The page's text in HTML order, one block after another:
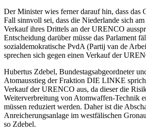
Der Minister wies ferner darauf hin, dass das
Fall sinnvoll sei, dass die Niederlande sich
Verkauf ihres Drittels an der URENCO
Entscheidung darüber müsse das Parlament
sozialdemokratische PvdA (Partij van de
sprechen sich gegen einen Verkauf der
Hubertus Zdebel, Bundestagsabgeordneter
Atomausstieg der Fraktion DIE LINKE
Verkauf der URENCO aus, da dieser die
Weiterverbreitung von Atomwaffen-Technik
müssen reduziert werden. Daher ist die
Anreicherungsanlage im westfälischen
so Zdebel.